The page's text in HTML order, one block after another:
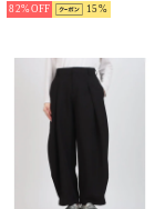
82% 15